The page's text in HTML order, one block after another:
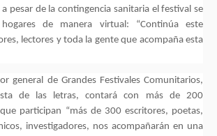
pesar de la contingencia sanitaria el festival se
de manera virtual: “Continúa este
lectores y toda la gente que acompaña esta
general de Grandes Festivales Comunitarios,
de las letras, contará con más de 200
participan “más de 300 escritores, poetas,
investigadores, nos acompañarán en una